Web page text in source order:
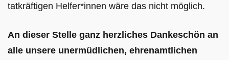
tatkräftigen Helfer*innen wäre das nicht möglich.
An dieser Stelle ganz herzliches Dankeschön an
alle unsere unermüdlichen, ehrenamtlichen